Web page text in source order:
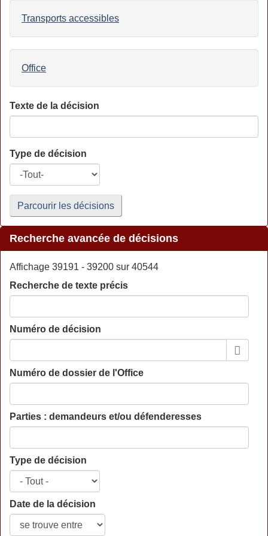
Transports accessibles
Office
Texte de la décision
Type de décision
Parcourir les décisions
Recherche avancée de décisions
Affichage 39191 - 39200 sur 40544
Recherche de texte précis
Numéro de décision
Numéro de dossier de l'Office
Parties : demandeurs et/ou défenderesses
Type de décision
Date de la décision